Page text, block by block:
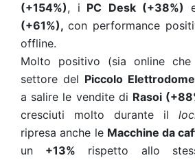
(+154%), i PC Desk (+38%)
(+61%), con performance
offline.
Molto positivo (sia online
settore del Piccolo
a salire le vendite di Rasoi
cresciuti molto durante il
ripresa anche le Macchine da
un +13% rispetto allo